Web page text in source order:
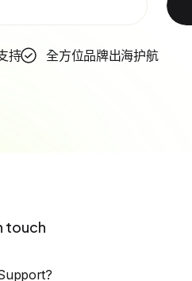
持 全方位品牌出海护航
touch